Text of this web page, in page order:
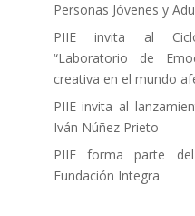
Personas Jóvenes y
PIIE invita al
“Laboratorio de
creativa en el mundo
PIIE invita al
Iván Núñez Prieto
PIIE forma parte
Fundación Integra